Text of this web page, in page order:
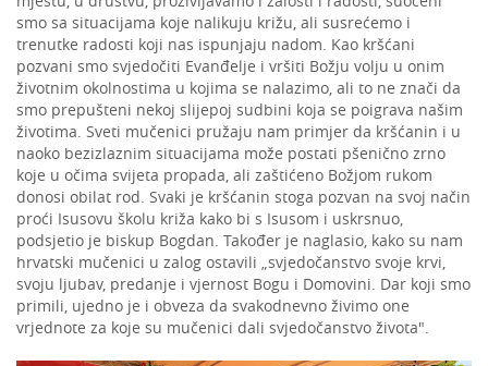
smo sa situacijama koje nalikuju križu, ali susrećemo i
trenutke radosti koji nas ispunjaju nadom. Kao kršćani
pozvani smo svjedočiti Evanđelje i vršiti Božju volju u onim
životnim okolnostima u kojima se nalazimo, ali to ne znači da
smo prepušteni nekoj slijepoj sudbini koja se poigrava našim
životima. Sveti mučenici pružaju nam primjer da kršćanin i u
naoko bezizlaznim situacijama može postati pšenično zrno
koje u očima svijeta propada, ali zaštićeno Božjom rukom
donosi obilat rod. Svaki je kršćanin stoga pozvan na svoj način
proći Isusovu školu križa kako bi s Isusom i uskrsnuo,
podsjetio je biskup Bogdan. Također je naglasio, kako su nam
hrvatski mučenici u zalog ostavili „svjedočanstvo svoje krvi,
svoju ljubav, predanje i vjernost Bogu i Domovini. Dar koji smo
primili, ujedno je i obveza da svakodnevno živimo one
vrjednote za koje su mučenici dali svjedočanstvo života".